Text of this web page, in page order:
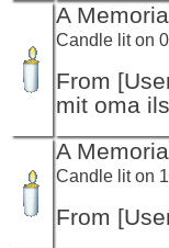
A
Candle lit on
From
mit oma
A
Candle lit on
From